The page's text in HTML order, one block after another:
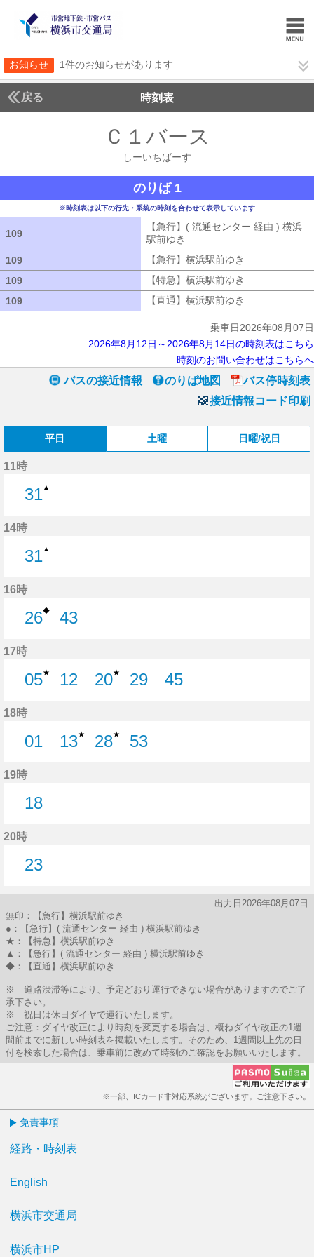
お知らせ 1件のお知らせがあります
戻る 時刻表
Ｃ１バース
しーいちばーす
のりば 1
※時刻表は以下の行先・系統の時刻を合わせて表示しています
109
【急行】( 流通センター 経由 ) 横浜
駅前ゆき
109
【急行】横浜駅前ゆき
109
【特急】横浜駅前ゆき
109
【直通】横浜駅前ゆき
乗車日2026年08月07日
2026年8月12日～2026年8月14日の時刻表はこちら
時刻のお問い合わせはこちらへ
バスの接近情報 のりば地図
バス停時刻表
接近情報コード印刷
平日 土曜 日曜/祝日
11時
31▲
14時
31▲
16時
26◆
43
17時
05★
12
20★
29
45
18時
01
13★
28★
53
19時
18
20時
23
出力日2026年08月07日
無印：【急行】横浜駅前ゆき
●：【急行】( 流通センター 経由 ) 横浜駅前ゆき
★：【特急】横浜駅前ゆき
▲：【急行】( 流通センター 経由 ) 横浜駅前ゆき
◆：【直通】横浜駅前ゆき
※ 道路渋滞等により、予定どおり運行できない場合がありますのでご了
承下さい。
※ 祝日は休日ダイヤで運行いたします。
ご注意：ダイヤ改正により時刻を変更する場合は、概ねダイヤ改正の1週
間前までに新しい時刻表を掲載いたします。そのため、1週間以上先の日
付を検索した場合は、乗車前に改めて時刻のご確認をお願いいたします。
※一部、ICカード非対応系統がございます。ご注意下さい。
免責事項
経路・時刻表
English
横浜市交通局
横浜市HP